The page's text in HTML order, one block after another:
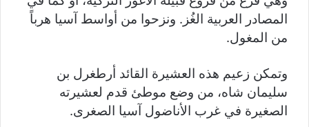
المصادر العربية الغُز. ونزحوا من أواسط آسيا هرباً
من المغول.
وتمكن زعيم هذه العشيرة القائد أرطغرل بن
سليمان شاه، من وضع موطئ قدم لعشيرته
الصغيرة في غرب الأناضول آسيا الصغرى.